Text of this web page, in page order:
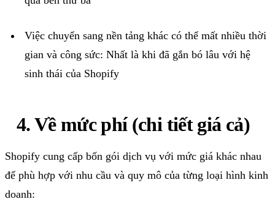
Việc chuyển sang nền tảng khác có thể mất nhiều thời
gian và công sức: Nhất là khi đã gắn bó lâu với hệ
sinh thái của Shopify
4. Về mức phí (chi tiết giá cả)
Shopify cung cấp bốn gói dịch vụ với mức giá khác nhau
để phù hợp với nhu cầu và quy mô của từng loại hình kinh
doanh: